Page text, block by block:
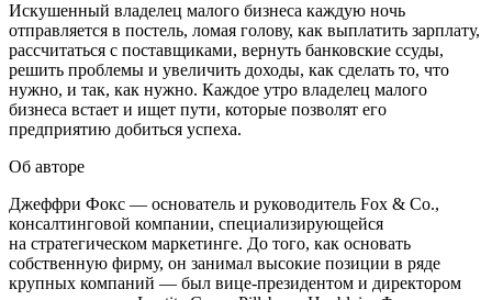
Искушенный владелец малого бизнеса каждую ночь
отправляется в постель, ломая голову, как выплатить зарплату,
рассчитаться с поставщиками, вернуть банковские ссуды,
решить проблемы и увеличить доходы, как сделать то, что
нужно, и так, как нужно. Каждое утро владелец малого
бизнеса встает и ищет пути, которые позволят его
предприятию добиться успеха.
Об авторе
Джеффри Фокс — основатель и руководитель Fox & Co.,
консалтинговой компании, специализирующейся
на стратегическом маркетинге. До того, как основать
собственную фирму, он занимал высокие позиции в ряде
крупных компаний — был вице-президентом и директором